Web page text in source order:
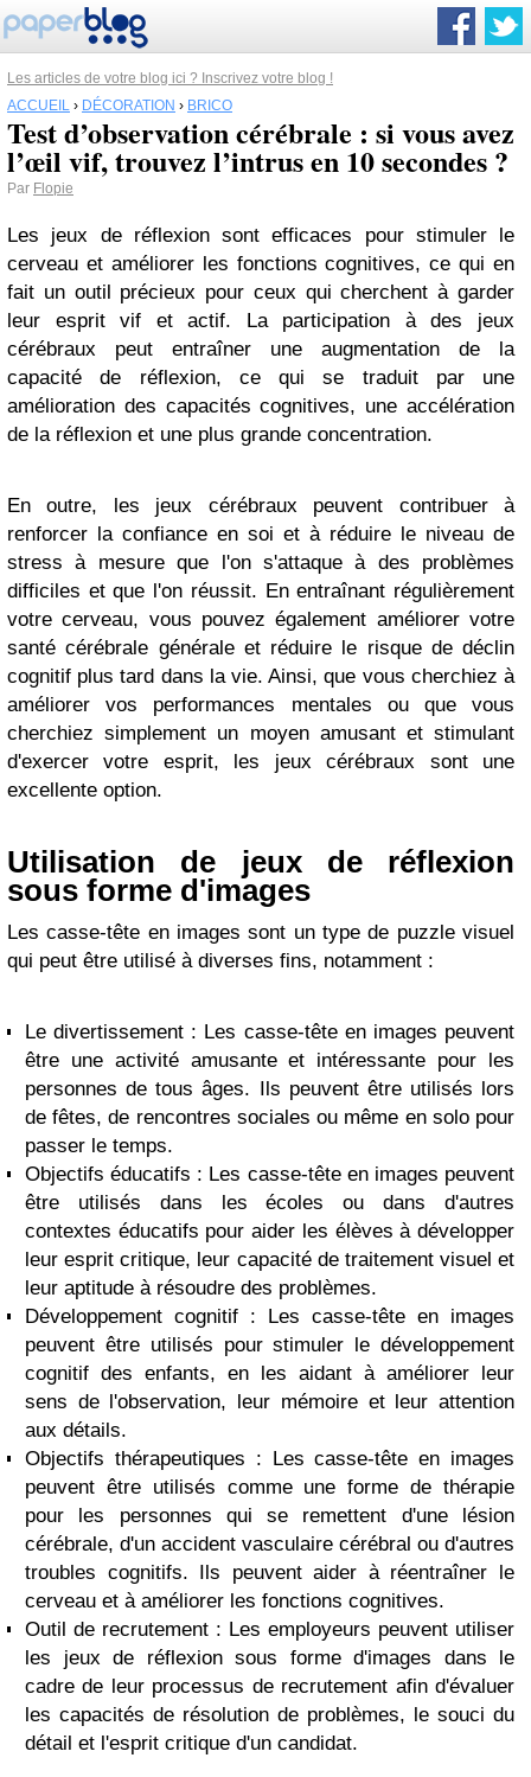
Les articles de votre blog ici ? Inscrivez votre blog !
ACCUEIL › DÉCORATION › BRICO
Test d’observation cérébrale : si vous avez
l’œil vif, trouvez l’intrus en 10 secondes ?
Par Flopie
Les jeux de réflexion sont efficaces pour stimuler le
cerveau et améliorer les fonctions cognitives, ce qui en
fait un outil précieux pour ceux qui cherchent à garder
leur esprit vif et actif. La participation à des jeux
cérébraux peut entraîner une augmentation de la
capacité de réflexion, ce qui se traduit par une
amélioration des capacités cognitives, une accélération
de la réflexion et une plus grande concentration.
En outre, les jeux cérébraux peuvent contribuer à
renforcer la confiance en soi et à réduire le niveau de
stress à mesure que l'on s'attaque à des problèmes
difficiles et que l'on réussit. En entraînant régulièrement
votre cerveau, vous pouvez également améliorer votre
santé cérébrale générale et réduire le risque de déclin
cognitif plus tard dans la vie. Ainsi, que vous cherchiez à
améliorer vos performances mentales ou que vous
cherchiez simplement un moyen amusant et stimulant
d'exercer votre esprit, les jeux cérébraux sont une
excellente option.
Utilisation de jeux de réflexion
sous forme d'images
Les casse-tête en images sont un type de puzzle visuel
qui peut être utilisé à diverses fins, notamment :
Le divertissement : Les casse-tête en images peuvent
être une activité amusante et intéressante pour les
personnes de tous âges. Ils peuvent être utilisés lors
de fêtes, de rencontres sociales ou même en solo pour
passer le temps.
Objectifs éducatifs : Les casse-tête en images peuvent
être utilisés dans les écoles ou dans d'autres
contextes éducatifs pour aider les élèves à développer
leur esprit critique, leur capacité de traitement visuel et
leur aptitude à résoudre des problèmes.
Développement cognitif : Les casse-tête en images
peuvent être utilisés pour stimuler le développement
cognitif des enfants, en les aidant à améliorer leur
sens de l'observation, leur mémoire et leur attention
aux détails.
Objectifs thérapeutiques : Les casse-tête en images
peuvent être utilisés comme une forme de thérapie
pour les personnes qui se remettent d'une lésion
cérébrale, d'un accident vasculaire cérébral ou d'autres
troubles cognitifs. Ils peuvent aider à réentraîner le
cerveau et à améliorer les fonctions cognitives.
Outil de recrutement : Les employeurs peuvent utiliser
les jeux de réflexion sous forme d'images dans le
cadre de leur processus de recrutement afin d'évaluer
les capacités de résolution de problèmes, le souci du
détail et l'esprit critique d'un candidat.